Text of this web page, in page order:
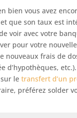
bien vous avez
que son taux est
voir avec votre
pour votre
nouveaux frais de
d’hypothèques,
sur letransfert d’un
préférez solder